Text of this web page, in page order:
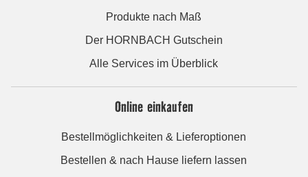
Produkte nach Maß
Der HORNBACH Gutschein
Alle Services im Überblick
Online einkaufen
Bestellmöglichkeiten & Lieferoptionen
Bestellen & nach Hause liefern lassen